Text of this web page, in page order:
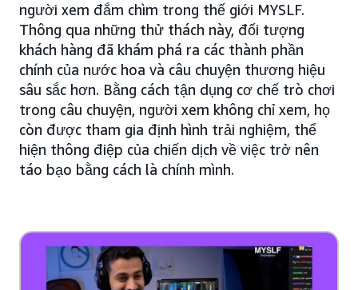
người xem đắm chìm trong thế giới MYSLF.
Thông qua những thử thách này, đối tượng
khách hàng đã khám phá ra các thành phần
chính của nước hoa và câu chuyện thương hiệu
sâu sắc hơn. Bằng cách tận dụng cơ chế trò chơi
trong câu chuyện, người xem không chỉ xem, họ
còn được tham gia định hình trải nghiệm, thể
hiện thông điệp của chiến dịch về việc trở nên
táo bạo bằng cách là chính mình.